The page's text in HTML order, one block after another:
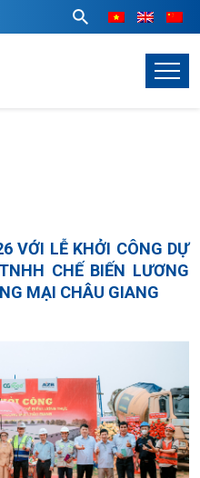
VỚI LỄ KHỞI CÔNG DỰ
CHẾ BIẾN LƯƠNG
MẠI CHÂU GIANG